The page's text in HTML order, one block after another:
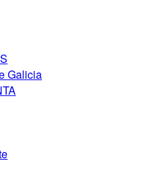
Galicia